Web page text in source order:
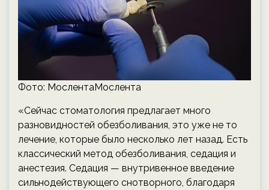
Фото: МослентаМослента
«Сейчас стоматология предлагает много
разновидностей обезболивания, это уже не то
лечение, которые было несколько лет назад. Есть
классический метод обезболивания, седация и
анестезия. Седация — внутривенное введение
сильнодействующего снотворного, благодаря